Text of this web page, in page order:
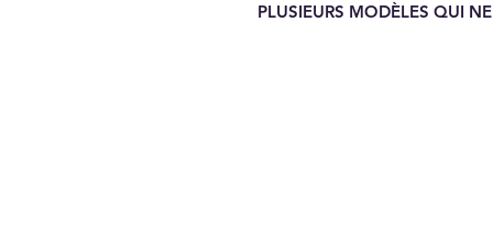
PLUSIEURS MODÈLES QUI